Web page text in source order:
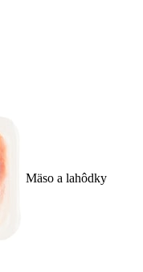
Mäso a lahôdky